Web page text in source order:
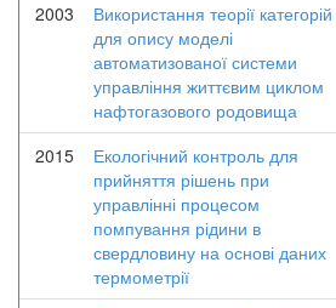
2003
Використання теорії категорій
для опису моделі
автоматизованої системи
управління життєвим циклом
нафтогазового родовища
2015
Екологічний контроль для
прийняття рішень при
управлінні процесом
помпування рідини в
свердловину на основі даних
термометрії